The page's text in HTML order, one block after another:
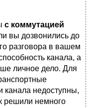
с коммутацией
вы дозвонились до
разговора в вашем
канала, а
личное дело. Для
канала недоступны,
решили немного